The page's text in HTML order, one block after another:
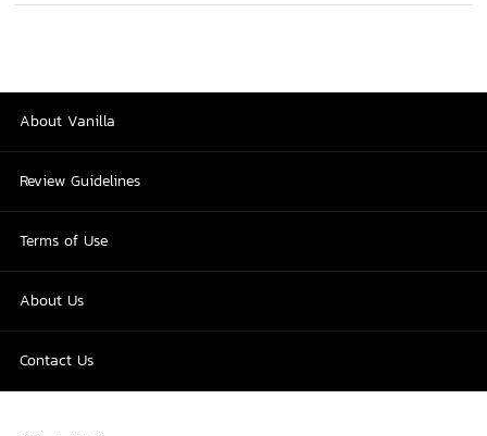
About Vanilla
Review Guidelines
Terms of Use
About Us
Contact Us